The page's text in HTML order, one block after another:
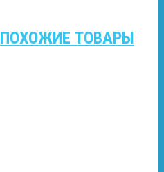
ПОХОЖИЕ ТОВАРЫ